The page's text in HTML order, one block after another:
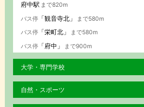
府中駅 まで820m
バス停「観音寺北」
まで580m
バス停「栄町北」
まで580m
バス停「府中」 まで900m
大学・専門学校
自然・スポーツ